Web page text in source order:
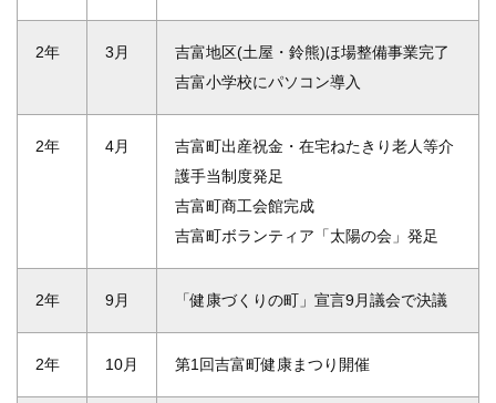
2年 3月
吉富地区(土屋・鈴熊)ほ場整備事業完了
吉富小学校にパソコン導入
2年 4月
吉富町出産祝金・在宅ねたきり老人等介
護手当制度発足
吉富町商工会館完成
吉富町ボランティア「太陽の会」発足
2年 9月 「健康づくりの町」宣言9月議会で決議
2年 10月 第1回吉富町健康まつり開催